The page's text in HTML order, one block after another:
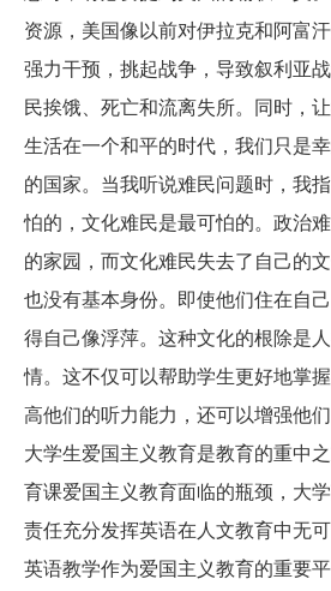
资源，美国像以前对伊拉克和阿富
强力干预，挑起战争，导致叙利亚
民挨饿、死亡和流离失所。同时，
生活在一个和平的时代，我们只是
的国家。当我听说难民问题时，我
怕的，文化难民是最可怕的。政治
的家园，而文化难民失去了自己的
也没有基本身份。即使他们住在自
得自己像浮萍。这种文化的根除是
情。这不仅可以帮助学生更好地掌
高他们的听力能力，还可以增强他们
大学生爱国主义教育是教育的重中
育课爱国主义教育面临的瓶颈，大
责任充分发挥英语在人文教育中无
英语教学作为爱国主义教育的重要